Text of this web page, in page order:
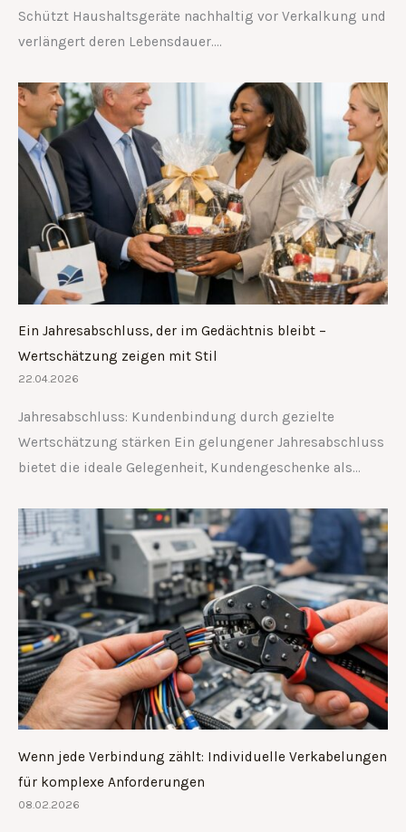
Schützt Haushaltsgeräte nachhaltig vor Verkalkung und
verlängert deren Lebensdauer….
Ein Jahresabschluss, der im Gedächtnis bleibt –
Wertschätzung zeigen mit Stil
22.04.2026
Jahresabschluss: Kundenbindung durch gezielte
Wertschätzung stärken Ein gelungener Jahresabschluss
bietet die ideale Gelegenheit, Kundengeschenke als…
Wenn jede Verbindung zählt: Individuelle Verkabelungen
für komplexe Anforderungen
08.02.2026